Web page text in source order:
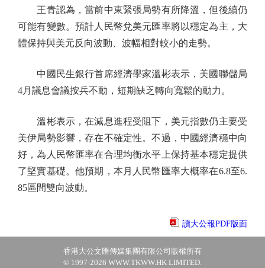
王青認為，當前中東緊張局勢有所降溫，但後續仍
可能有變數。預計人民幣兌美元匯率將以穩定為主，大
體保持與美元反向波動、波幅相對較小的走勢。
中國民生銀行首席經濟學家溫彬表示，美國聯儲局
4月議息會議按兵不動，短期缺乏轉向寬鬆的動力。
溫彬表示，在減息進程受阻下，美元指數仍主要受
美伊局勢影響，存在不確定性。不過，中國經濟穩中向
好，為人民幣匯率在合理均衡水平上保持基本穩定提供
了堅實基礎。他預期，本月人民幣匯率大概率在6.8至6.
85區間雙向波動。
讀大公報PDF版面
香港大公文匯傳媒集團有限公司版權所有
© 1997-2026 WWW.TKWW.HK LIMITED.